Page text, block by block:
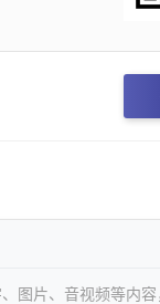
图片、音视频等内